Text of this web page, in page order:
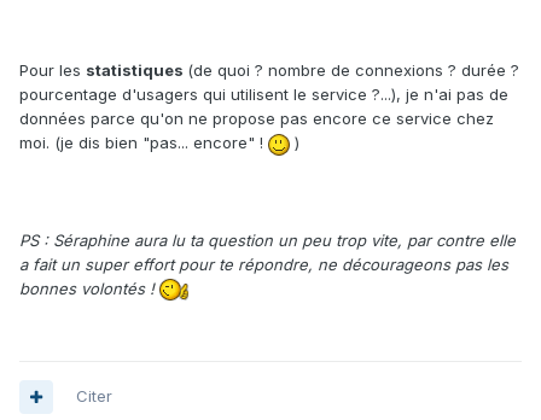
Pour les statistiques (de quoi ? nombre de connexions ? durée ?
pourcentage d'usagers qui utilisent le service ?...), je n'ai pas de
données parce qu'on ne propose pas encore ce service chez
moi. (je dis bien "pas... encore" !
)
PS : Séraphine aura lu ta question un peu trop vite, par contre elle
a fait un super effort pour te répondre, ne décourageons pas les
bonnes volontés !
Citer